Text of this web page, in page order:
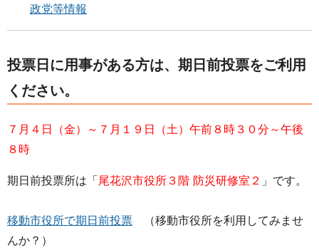
政党等情報
投票日に用事がある方は、期日前投票をご利用
ください。
７月４日（金）～７月１９日（土） 午前８時３０分～午後
８時
期日前投票所は「尾花沢市役所３階 防災研修室２ 」です。
移動市役所で期日前投票 （移動市役所を利用してみませ
んか？）